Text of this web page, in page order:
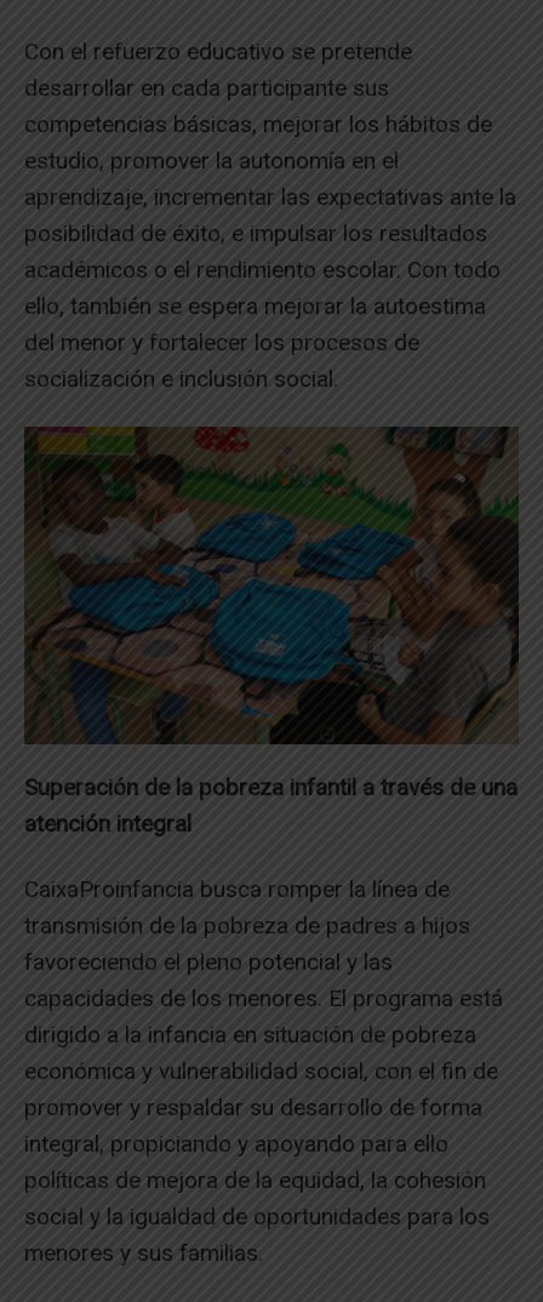
Con el refuerzo educativo se pretende
desarrollar en cada participante sus
competencias básicas, mejorar los hábitos de
estudio, promover la autonomía en el
aprendizaje, incrementar las expectativas ante la
posibilidad de éxito, e impulsar los resultados
académicos o el rendimiento escolar. Con todo
ello, también se espera mejorar la autoestima
del menor y fortalecer los procesos de
socialización e inclusión social.
Superación de la pobreza infantil a través de una
atención integral
CaixaProinfancia busca romper la línea de
transmisión de la pobreza de padres a hijos
favoreciendo el pleno potencial y las
capacidades de los menores. El programa está
dirigido a la infancia en situación de pobreza
económica y vulnerabilidad social, con el fin de
promover y respaldar su desarrollo de forma
integral, propiciando y apoyando para ello
políticas de mejora de la equidad, la cohesión
social y la igualdad de oportunidades para los
menores y sus familias.